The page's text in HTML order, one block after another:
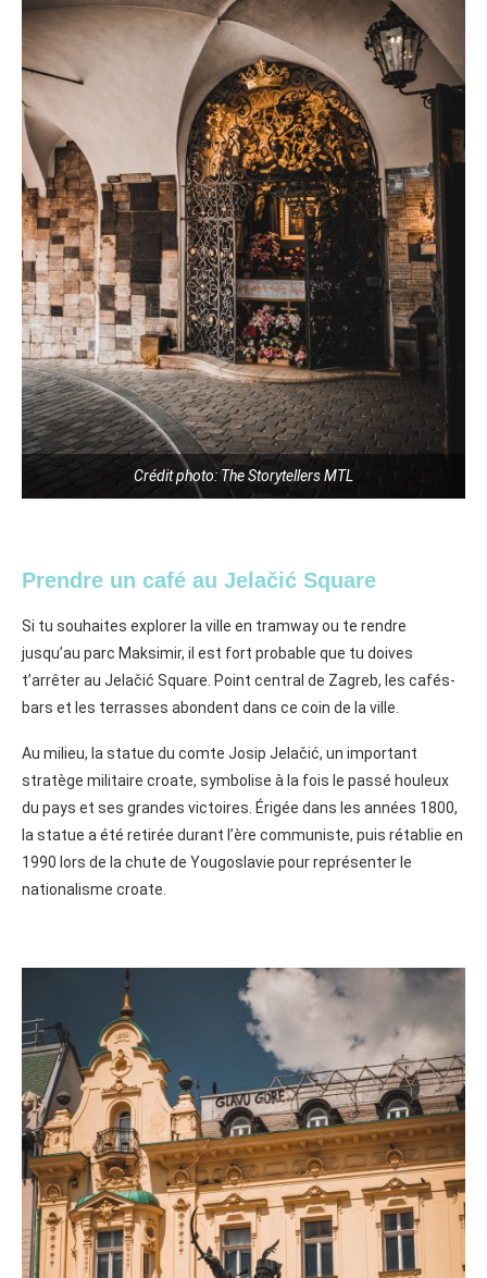
Crédit photo: The Storytellers MTL
Prendre un café au Jelačić Square
Si tu souhaites explorer la ville en tramway ou te rendre
jusqu’au parc Maksimir, il est fort probable que tu doives
t’arrêter au Jelačić Square. Point central de Zagreb, les cafés-
bars et les terrasses abondent dans ce coin de la ville.
Au milieu, la statue du comte Josip Jelačić, un important
stratège militaire croate, symbolise à la fois le passé houleux
du pays et ses grandes victoires. Érigée dans les années 1800,
la statue a été retirée durant l’ère communiste, puis rétablie en
1990 lors de la chute de Yougoslavie pour représenter le
nationalisme croate.